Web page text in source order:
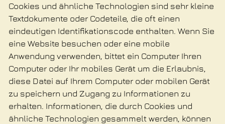
Cookies und ähnliche Technologien sind sehr kleine
Textdokumente oder Codeteile, die oft einen
eindeutigen Identifikationscode enthalten. Wenn Sie
eine Website besuchen oder eine mobile
Anwendung verwenden, bittet ein Computer Ihren
Computer oder Ihr mobiles Gerät um die Erlaubnis,
diese Datei auf Ihrem Computer oder mobilen Gerät
zu speichern und Zugang zu Informationen zu
erhalten. Informationen, die durch Cookies und
ähnliche Technologien gesammelt werden, können